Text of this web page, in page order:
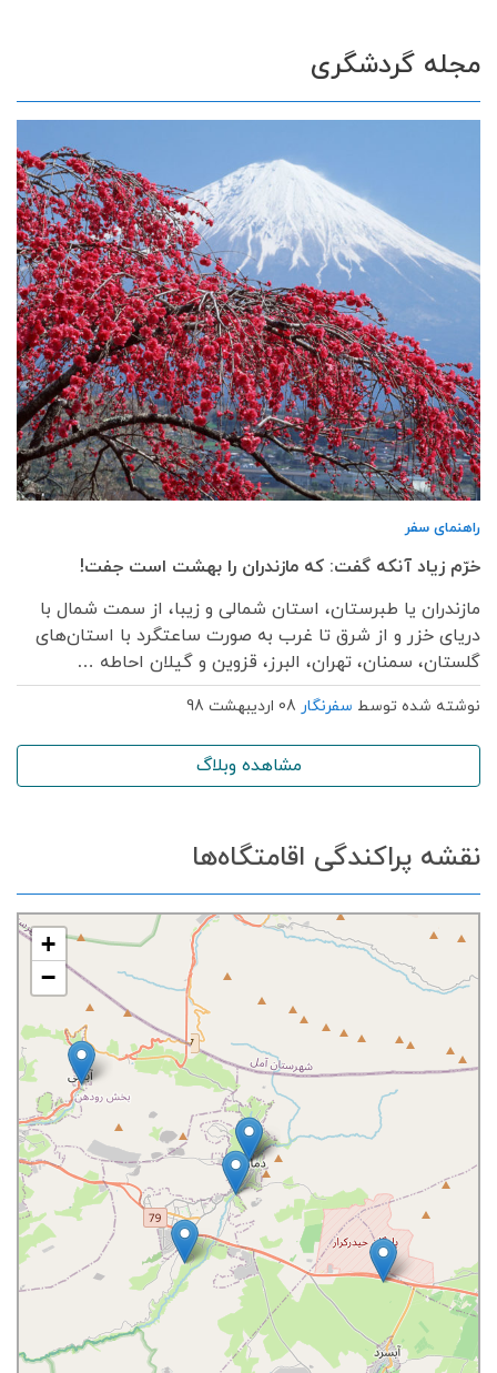
مجله گردشگری
راهنمای سفر
خرّم زیاد آنکه گفت: که مازندران را بهشت‌ است جفت!
مازندران یا طبرستان، استان شمالی و زیبا، از سمت شمال با
دریای خزر و از شرق تا غرب به صورت ساعتگرد با استان‌های
گلستان، سمنان، تهران، البرز، قزوین و گیلان احاطه …
نوشته شده توسط سفرنگار 08 اردیبهشت 98
مشاهده وبلاگ
نقشه پراکندگی اقامتگاه‌ها
+
−